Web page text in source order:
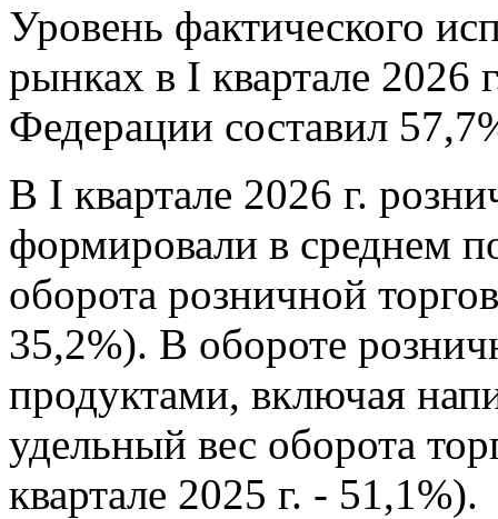
Уровень фактического
рынках в I квартале 2026
Федерации составил
В I квартале 2026 г.
формировали в среднем
оборота розничной
35,2%). В обороте
продуктами, включая
удельный вес оборота
квартале 2025 г. - 51,1%).